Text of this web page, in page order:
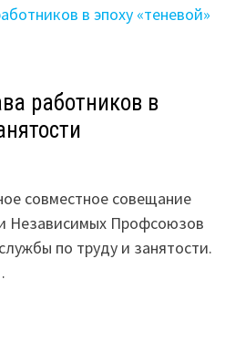
работников в
совместное совещание
Независимых Профсоюзов
по труду и занятости.